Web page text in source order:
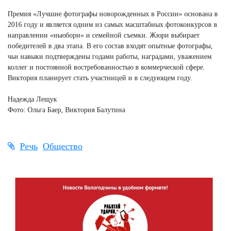
Премия «Лучшие фотографы новорожденных в России» основана в
2016 году и является одним из самых масштабных фотоконкурсов в
направлении «ньюборн» и семейной съемки. Жюри выбирает
победителей в два этапа. В его состав входят опытные фотографы,
чьи навыки подтверждены годами работы, наградами, уважением
коллег и постоянной востребованностью в коммерческой сфере.
Виктория планирует стать участницей и в следующем году.
Надежда Лещук
Фото: Ольга Баер, Виктория Балутина
Речь Общество